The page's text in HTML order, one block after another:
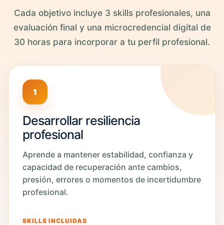
Cada objetivo incluye 3 skills profesionales, una
evaluación final y una microcredencial digital de
30 horas para incorporar a tu perfil profesional.
1
Desarrollar resiliencia
profesional
Aprende a mantener estabilidad, confianza y
capacidad de recuperación ante cambios,
presión, errores o momentos de incertidumbre
profesional.
SKILLS INCLUIDAS